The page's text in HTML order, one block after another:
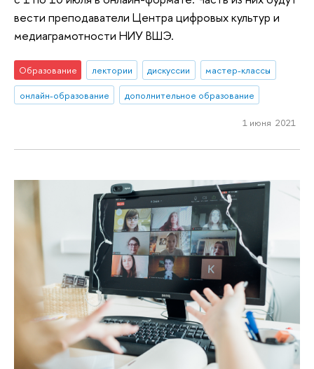
вести преподаватели Центра цифровых культур и
медиаграмотности НИУ ВШЭ.
Образование лектории дискуссии
мастер-классы
онлайн-образование
дополнительное образование
1 июня 2021